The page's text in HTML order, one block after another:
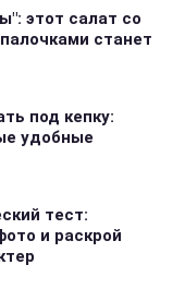
этот салат со
станет
под кепку:
удобные
тест:
и раскрой